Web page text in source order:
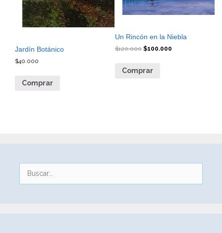
Jardín Botánico
$40.000
Comprar
Un Rincón en la Niebla
$120.000 $100.000
Comprar